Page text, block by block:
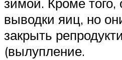
выводки яиц, но
закрыть
(вылупление.